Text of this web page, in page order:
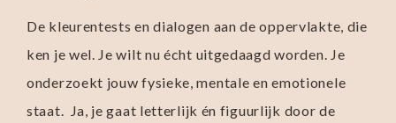
De kleurentests en dialogen aan de oppervlakte, die
ken je wel. Je wilt nu écht uitgedaagd worden. Je
onderzoekt jouw fysieke, mentale en emotionele
staat. Ja, je gaat letterlijk én figuurlijk door de